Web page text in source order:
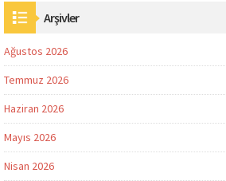
Arşivler
Ağustos 2026
Temmuz 2026
Haziran 2026
Mayıs 2026
Nisan 2026